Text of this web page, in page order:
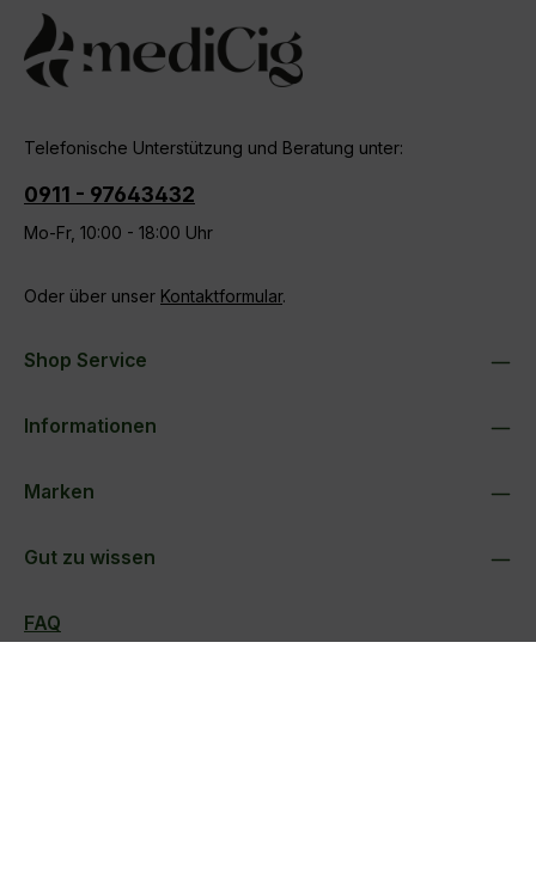
Kenntnis genommen und die
mit ihnen einverstanden.
Pflichtfelder.
Telefonische Unterstützung und Beratung unter:
0911 - 97643432
Mo-Fr, 10:00 - 18:00 Uhr
Oder über unser Kontaktformular.
Shop Service
Informationen
Marken
Gut zu wissen
FAQ